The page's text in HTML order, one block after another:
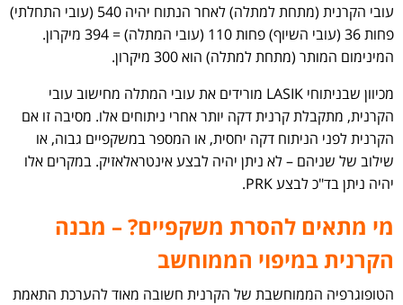
עובי הקרנית (מתחת למתלה) לאחר הנתוח יהיה 540 (עובי התחלתי)
פחות 36 (עובי השיוף) פחות 110 (עובי המתלה) = 394 מיקרון.
המינימום המותר (מתחת למתלה) הוא 300 מיקרון.
מכיוון שבניתוחי LASIK מורידים את עובי המתלה מחישוב עובי
הקרנית, מתקבלת קרנית דקה יותר אחרי ניתוחים אלו. מסיבה זו אם
הקרנית לפני הניתוח דקה יחסית, או המספר במשקפיים גבוה, או
שילוב של שניהם – לא ניתן יהיה לבצע אינטראלאזיק. במקרים אלו
יהיה ניתן בד"כ לבצע PRK.
מי מתאים להסרת משקפיים? – מבנה
הקרנית במיפוי הממוחשב
הטופוגרפיה הממוחשבת של הקרנית חשובה מאוד להערכת התאמת